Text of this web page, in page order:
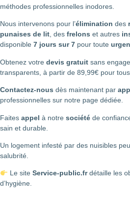
méthodes professionnelles inodores.
Nous intervenons pour l’élimination des
punaises de lit, des frelons et autres
disponible 7 jours sur 7 pour toute
Obtenez votre devis gratuit sans
transparents, à partir de 89,99€ pour
Contactez-nous dès maintenant par
professionnelles sur notre page dédiée.
Faites appel à notre société de
sain et durable.
Un logement infesté par des nuisibles
salubrité.
Le site Service-public.frdétaille les
d’hygiène.